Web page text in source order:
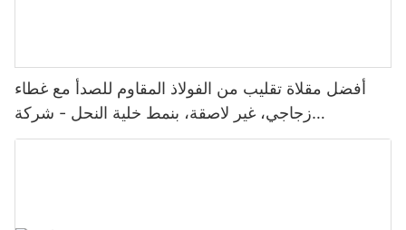
أفضل مقلاة تقليب من الفولاذ المقاوم للصدأ مع غطاء
زجاجي، غير لاصقة، بنمط خلية النحل - شركة
ZHENNENG